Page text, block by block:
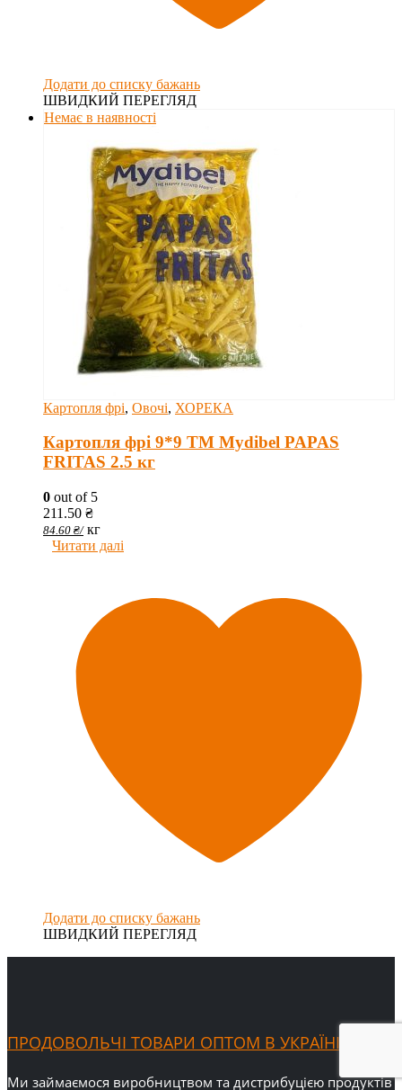
Додати до списку бажань
ШВИДКИЙ ПЕРЕГЛЯД
Немає в наявності
Картопля фрі, Овочі, ХОРЕКА
Картопля фрі 9*9 ТМ Mydibel PAPAS
FRITAS 2.5 кг
0 out of 5
211.50 ₴
84.60 ₴/ кг
Читати далі
Додати до списку бажань
ШВИДКИЙ ПЕРЕГЛЯД
ПРОДОВОЛЬЧІ ТОВАРИ ОПТОМ В УКРАЇНІ
Ми займаємося виробництвом та дистрибуцією продуктів